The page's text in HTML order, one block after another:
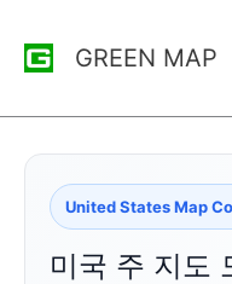
GREEN MAP
United States Map
미국 주 지도